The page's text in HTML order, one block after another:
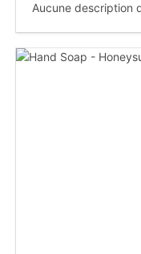
Aucune description